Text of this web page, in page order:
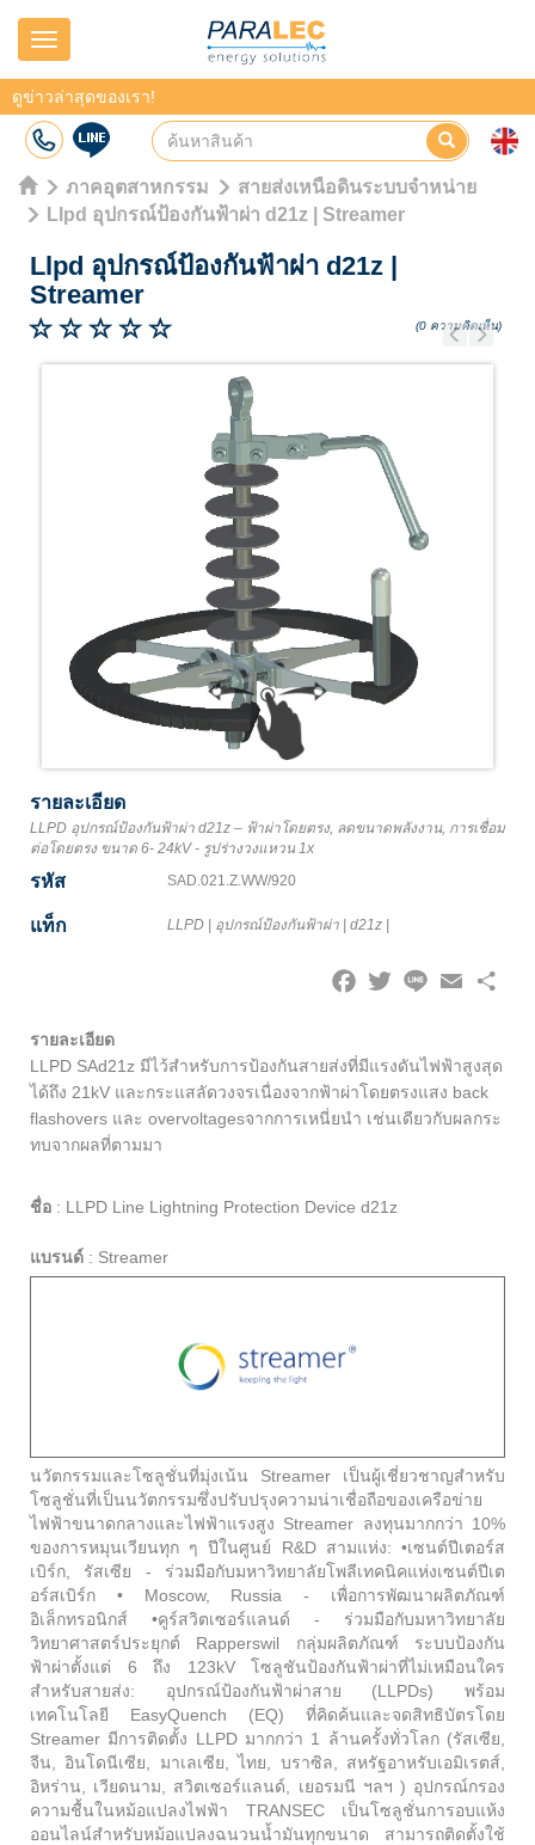
Navigation
ดูข่าวล่าสุดของเรา!
ภาคอุตสาหกรรม
สายส่งเหนือดินระบบจำหน่าย
Llpd อุปกรณ์ป้องกันฟ้าผ่า d21z | Streamer
Llpd อุปกรณ์ป้องกันฟ้าผ่า d21z |
Streamer
(0 ความคิดเห็น)
Previous
Next
รายละเอียด
LLPD อุปกรณ์ป้องกันฟ้าผ่า d21z – ฟ้าผ่าโดยตรง, ลดขนาดพลังงาน, การเชื่อม
ต่อโดยตรง ขนาด 6- 24kV - รูปร่างวงแหวน 1x
รหัส SAD.021.Z.WW/920
แท็ก LLPD| อุปกรณ์ป้องกันฟ้าผ่า| d21z|
รายละเอียด
LLPD SAd21z มีไว้สำหรับการป้องกันสายส่งที่มีแรงดันไฟฟ้าสูงสุด
ได้ถึง 21kV และกระแสลัดวงจรเนื่องจากฟ้าผ่าโดยตรงแสง back
flashovers และ overvoltagesจากการเหนี่ยนำ เช่นเดียวกับผลกระ
ทบจากผลที่ตามมา
ชื่อ : LLPD Line Lightning Protection Device d21z
แบรนด์ : Streamer
นวัตกรรมและโซลูชั่นที่มุ่งเน้น Streamer เป็นผู้เชี่ยวชาญสำหรับ
โซลูชั่นที่เป็นนวัตกรรมซึ่งปรับปรุงความน่าเชื่อถือของเครือข่าย
ไฟฟ้าขนาดกลางและไฟฟ้าแรงสูง Streamer ลงทุนมากกว่า 10%
ของการหมุนเวียนทุก ๆ ปีในศูนย์ R&D สามแห่ง: •เซนต์ปีเตอร์ส
เบิร์ก, รัสเซีย - ร่วมมือกับมหาวิทยาลัยโพลีเทคนิคแห่งเซนต์ปีเต
อร์สเบิร์ก • Moscow, Russia - เพื่อการพัฒนาผลิตภัณฑ์
อิเล็กทรอนิกส์ •คูร์สวิตเซอร์แลนด์ - ร่วมมือกับมหาวิทยาลัย
วิทยาศาสตร์ประยุกต์ Rapperswil กลุ่มผลิตภัณฑ์ ระบบป้องกัน
ฟ้าผ่าตั้งแต่ 6 ถึง 123kV โซลูชันป้องกันฟ้าผ่าที่ไม่เหมือนใคร
สำหรับสายส่ง: อุปกรณ์ป้องกันฟ้าผ่าสาย (LLPDs) พร้อม
เทคโนโลยี EasyQuench (EQ) ที่คิดค้นและจดสิทธิบัตรโดย
Streamer มีการติดตั้ง LLPD มากกว่า 1 ล้านครั้งทั่วโลก (รัสเซีย,
จีน, อินโดนีเซีย, มาเลเซีย, ไทย, บราซิล, สหรัฐอาหรับเอมิเรตส์,
อิหร่าน, เวียดนาม, สวิตเซอร์แลนด์, เยอรมนี ฯลฯ ) อุปกรณ์กรอง
ความชื้นในหม้อแปลงไฟฟ้า TRANSEC เป็นโซลูชั่นการอบแห้ง
ออนไลน์สำหรับหม้อแปลงฉนวนน้ำมันทุกขนาด สามารถติดตั้งใช้